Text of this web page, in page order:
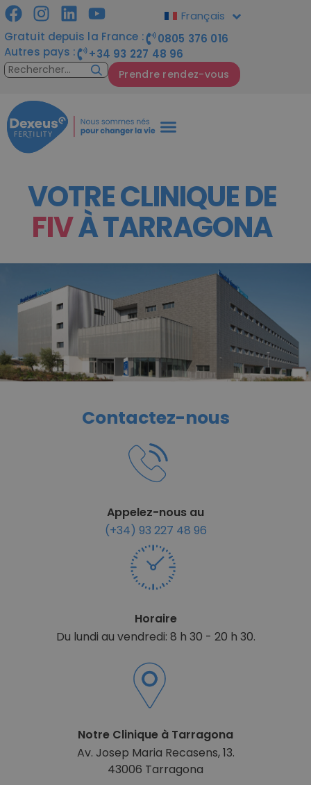
Gratuit depuis la France :
0805 376 016
Autres pays :
+34 93 227 48 96
Prendre rendez-vous
Français
VOTRE CLINIQUE DE
FIVÀ TARRAGONA
Contactez-nous
Appelez-nous au
(+34) 93 227 48 96
Horaire
Du lundi au vendredi: 8 h 30 - 20 h 30.
Notre Clinique à Tarragona
Av. Josep Maria Recasens, 13.
43006 Tarragona